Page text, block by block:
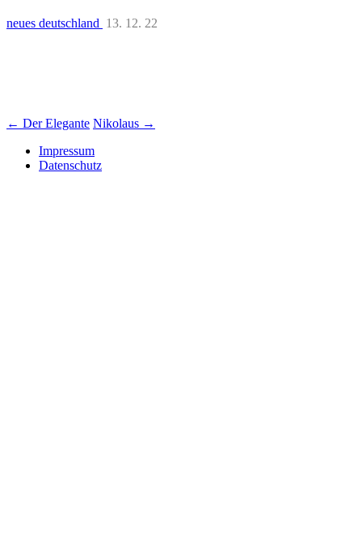
neues deutschland 13. 12. 22
Beitrags-
Navigation
← Der Elegante Nikolaus →
Impressum
Datenschutz